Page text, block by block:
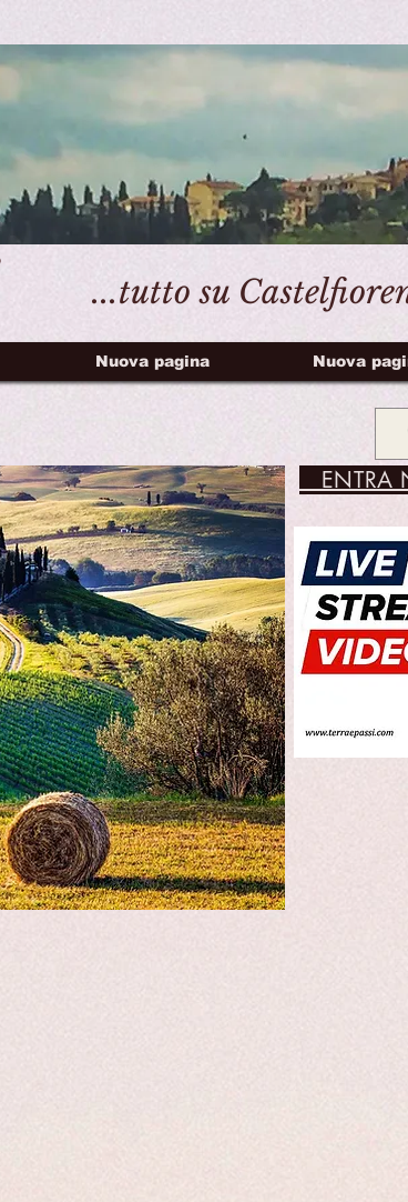
...tutto su
Nuova pagina Nuova
ENTRA